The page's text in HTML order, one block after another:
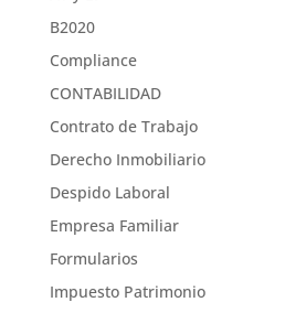
B2020
Compliance
CONTABILIDAD
Contrato de Trabajo
Derecho Inmobiliario
Despido Laboral
Empresa Familiar
Formularios
Impuesto Patrimonio